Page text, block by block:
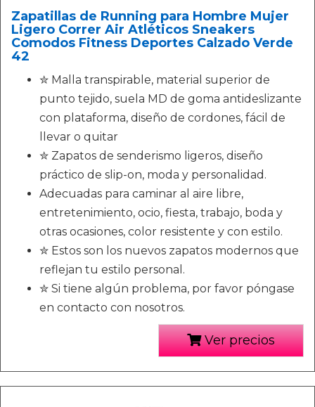
Zapatillas de Running para Hombre Mujer
Ligero Correr Air Atléticos Sneakers
Comodos Fitness Deportes Calzado Verde
42
✮ Malla transpirable, material superior de
punto tejido, suela MD de goma antideslizante
con plataforma, diseño de cordones, fácil de
llevar o quitar
✮ Zapatos de senderismo ligeros, diseño
práctico de slip-on, moda y personalidad.
Adecuadas para caminar al aire libre,
entretenimiento, ocio, fiesta, trabajo, boda y
otras ocasiones, color resistente y con estilo.
✮ Estos son los nuevos zapatos modernos que
reflejan tu estilo personal.
✮ Si tiene algún problema, por favor póngase
en contacto con nosotros.
Ver precios